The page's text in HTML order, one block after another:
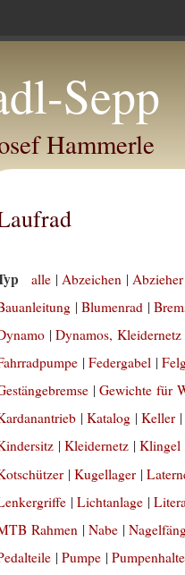
Sepp
Hammerle
alle |Abzeichen |
|Blumenrad |
|Dynamos, Kleidernetz
|Federgabel |
|Gewichte für
|Katalog |Keller
|Kleidernetz |Klingel
|Kugellager |
|Lichtanlage |
Rahmen |Nabe |
|Pumpe |